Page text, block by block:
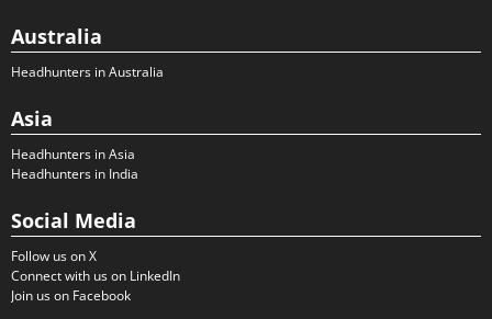
Australia
Headhunters in Australia
Asia
Headhunters in Asia
Headhunters in India
Social Media
Follow us on X
Connect with us on LinkedIn
Join us on Facebook